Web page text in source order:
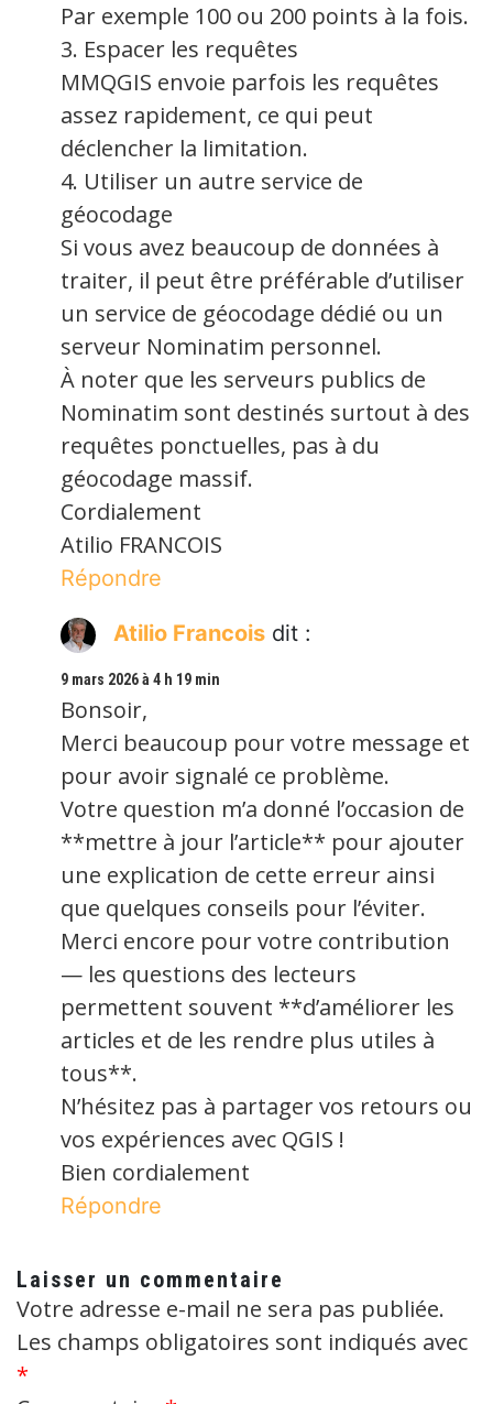
Par exemple 100 ou 200 points à la fois.
3. Espacer les requêtes
MMQGIS envoie parfois les requêtes
assez rapidement, ce qui peut
déclencher la limitation.
4. Utiliser un autre service de
géocodage
Si vous avez beaucoup de données à
traiter, il peut être préférable d’utiliser
un service de géocodage dédié ou un
serveur Nominatim personnel.
À noter que les serveurs publics de
Nominatim sont destinés surtout à des
requêtes ponctuelles, pas à du
géocodage massif.
Cordialement
Atilio FRANCOIS
Répondre
Atilio Francois dit :
9 mars 2026 à 4 h 19 min
Bonsoir,
Merci beaucoup pour votre message et
pour avoir signalé ce problème.
Votre question m’a donné l’occasion de
**mettre à jour l’article** pour ajouter
une explication de cette erreur ainsi
que quelques conseils pour l’éviter.
Merci encore pour votre contribution
— les questions des lecteurs
permettent souvent **d’améliorer les
articles et de les rendre plus utiles à
tous**.
N’hésitez pas à partager vos retours ou
vos expériences avec QGIS !
Bien cordialement
Répondre
Laisser un commentaire
Votre adresse e-mail ne sera pas publiée.
Les champs obligatoires sont indiqués avec
*